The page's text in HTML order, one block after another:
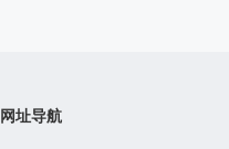
网址导航